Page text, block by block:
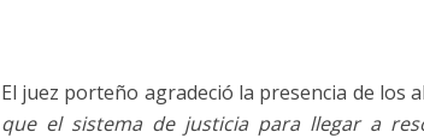
El juez porteño agradeció la presencia de los
que el sistema de justicia para llegar a